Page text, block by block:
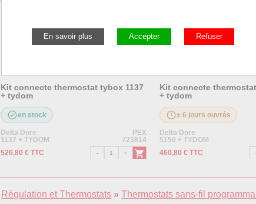
Kit connecte thermostat tybox 1137
+ tydom
en stock
Delta Dore
PEX
1137 + TYDOM
723814
526,80 € TTC
Kit connecte
+ tydom
± 6 jours ouvrés
Delta Dore
5150 + TYDOM
460,80 € TTC
Régulation et Thermostats »Thermostats sans-fil